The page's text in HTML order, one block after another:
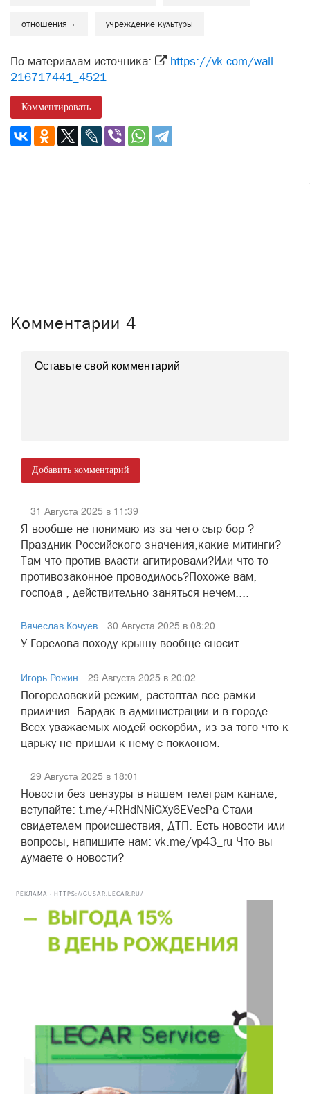
отношения учреждение культуры
По материалам источника:
https://vk.com/wall-
216717441_4521
Комментировать
Комментарии 4
Добавить комментарий
31 Августа 2025 в 11:39
Я вообще не понимаю из за чего сыр бор ?
Праздник Российского значения,какие митинги?
Там что против власти агитировали?Или что то
противозаконное проводилось?Похоже вам,
господа , действительно заняться нечем....
Вячеслав Кочуев
30 Августа 2025 в 08:20
У Горелова походу крышу вообще сносит
Игорь Рожин
29 Августа 2025 в 20:02
Погореловский режим, растоптал все рамки
приличия. Бардак в администрации и в городе.
Всех уважаемых людей оскорбил, из-за того что к
царьку не пришли к нему с поклоном.
29 Августа 2025 в 18:01
Новости без цензуры в нашем телеграм канале,
вступайте: t.me/+RHdNNiGXy6EVecPa Стали
свидетелем происшествия, ДТП. Есть новости или
вопросы, напишите нам: vk.me/vp43_ru Что вы
думаете о новости?
РЕКЛАМА • HTTPS://GUSAR.LECAR.RU/